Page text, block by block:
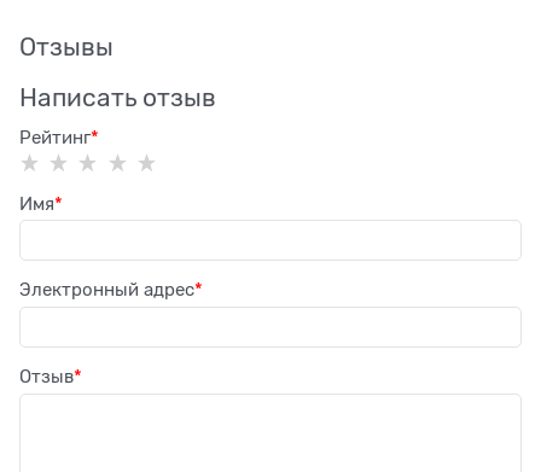
Отзывы
Написать отзыв
Рейтинг
Имя
Электронный адрес
Отзыв